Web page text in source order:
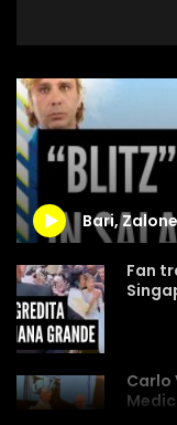
Fan
Carlo